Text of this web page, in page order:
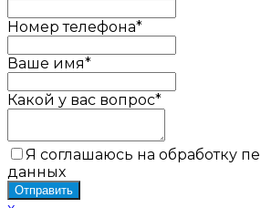
Номер телефона*
Ваше имя*
Какой у вас вопрос*
Я соглашаюсь на обработку
данных